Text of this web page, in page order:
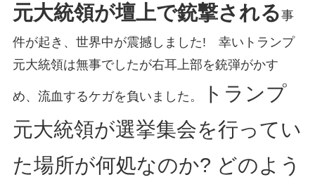
元大統領が壇上で銃撃される事
件が起き、世界中が震撼しました! 幸いトランプ
元大統領は無事でしたが右耳上部を銃弾がかす
め、流血するケガを負いました。
トランプ
元大統領が選挙集会を行ってい
た場所が何処なのか? どのよう